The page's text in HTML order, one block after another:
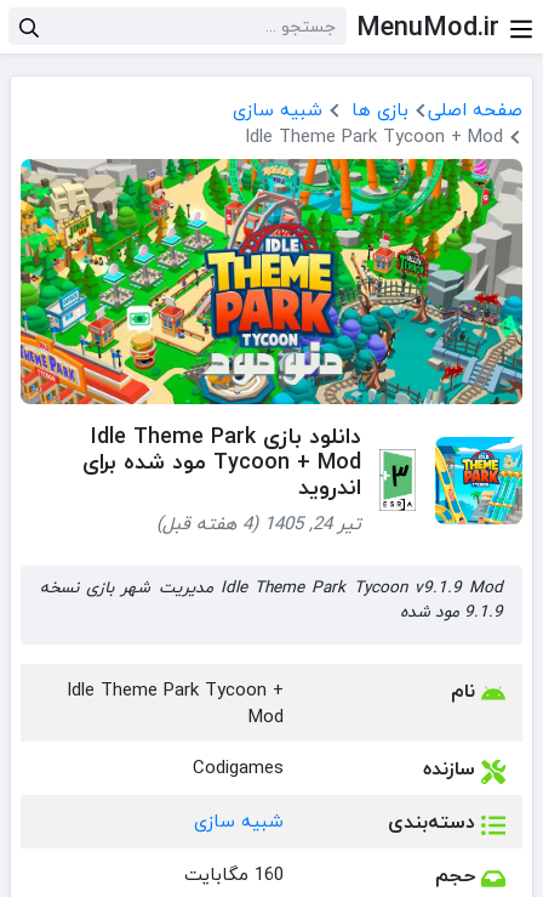
MenuMod.ir
صفحه اصلی بازی ها
شبیه سازی
Idle Theme Park Tycoon + Mod
دانلود بازی Idle Theme Park
Tycoon + Mod مود شده برای
اندروید
تیر 24, 1405 (4 هفته قبل)
Idle Theme Park Tycoon v9.1.9 Mod مدیریت شهر بازی نسخه
9.1.9 مود شده
نام
Idle Theme Park Tycoon +
Mod
سازنده Codigames
دسته‌بندی شبیه سازی
حجم 160 مگابایت